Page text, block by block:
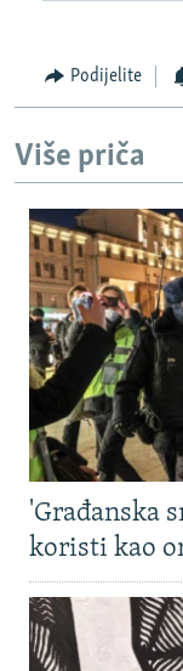
Podijelite
Više priča
'Građanska
koristi kao